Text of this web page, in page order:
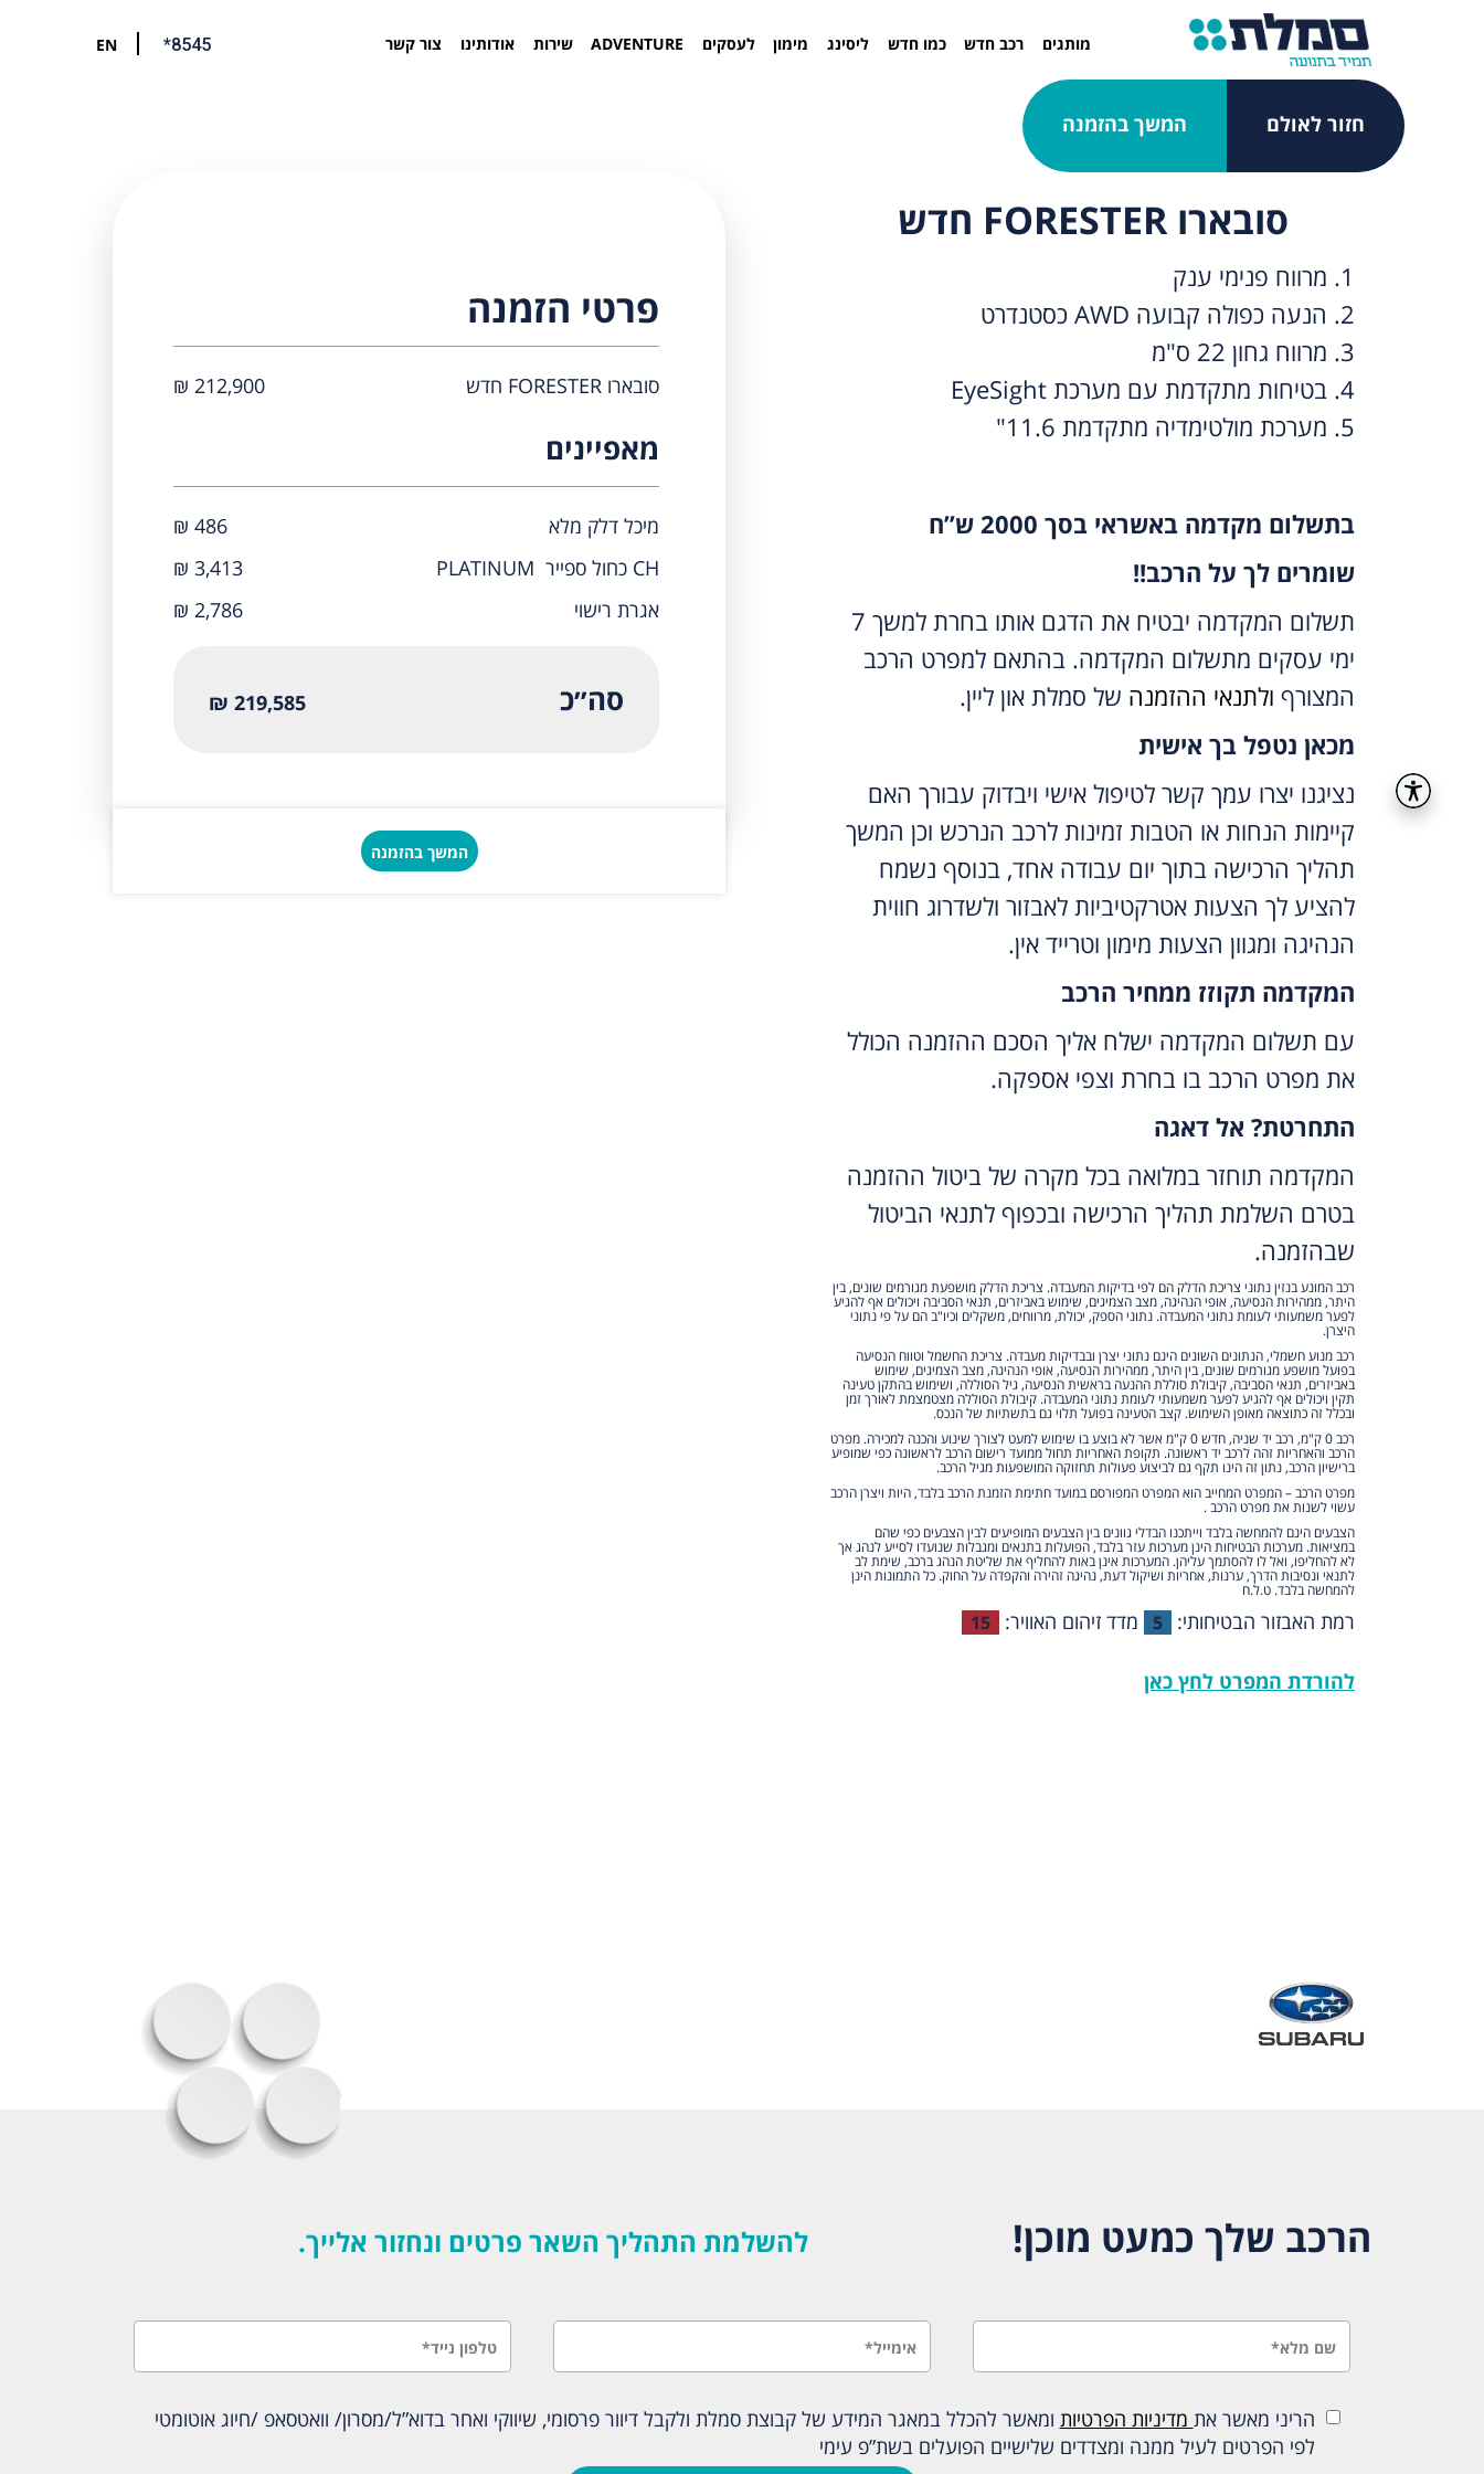
מותגים רכב חדש כמו חדש ליסינג מימון לעסקים ADVENTURE שירות אודותינו צור קשר *8545
EN
חזור לאולם המשך בהזמנה
סובארו FORESTER חדש
1. מרווח פנימי ענק
2. הנעה כפולה קבועה AWD כסטנדרט
3. מרווח גחון 22 ס"מ
4. בטיחות מתקדמת עם מערכת EyeSight
5. מערכת מולטימדיה מתקדמת 11.6"
בתשלום מקדמה באשראי בסך 2000 ש”ח
שומרים לך על הרכב!!
תשלום המקדמה יבטיח את הדגם אותו בחרת למשך 7
ימי עסקים מתשלום המקדמה. בהתאם למפרט הרכב
המצורף ולתנאי ההזמנה של סמלת און ליין.
מכאן נטפל בך אישית
נציגנו יצרו עמך קשר לטיפול אישי ויבדוק עבורך האם
קיימות הנחות או הטבות זמינות לרכב הנרכש וכן המשך
תהליך הרכישה בתוך יום עבודה אחד, בנוסף נשמח
להציע לך הצעות אטרקטיביות לאבזור ולשדרוג חווית
הנהיגה ומגוון הצעות מימון וטרייד אין.
המקדמה תקוזז ממחיר הרכב
עם תשלום המקדמה ישלח אליך הסכם ההזמנה הכולל
את מפרט הרכב בו בחרת וצפי אספקה.
התחרטת? אל דאגה
המקדמה תוחזר במלואה בכל מקרה של ביטול ההזמנה
בטרם השלמת תהליך הרכישה ובכפוף לתנאי הביטול
שבהזמנה.
רכב המונע בנזין נתוני צריכת הדלק הם לפי בדיקות המעבדה. צריכת הדלק מושפעת מגורמים שונים, בין
היתר, ממהירות הנסיעה, אופי הנהיגה, מצב הצמיגים, שימוש באביזרים, תנאי הסביבה ויכולים אף להגיע
לפער משמעותי לעומת נתוני המעבדה. נתוני הספק, יכולת, מרווחים, משקלים וכיו"ב הם על פי נתוני
היצרן.
רכב מנוע חשמלי, הנתונים השונים הינם נתוני יצרן ובבדיקות מעבדה. צריכת החשמל וטווח הנסיעה
בפועל מושפע מגורמים שונים, בין היתר, ממהירות הנסיעה, אופי הנהיגה, מצב הצמיגים, שימוש
באביזרים, תנאי הסביבה, קיבולת סוללת ההנעה בראשית הנסיעה, גיל הסוללה, ושימוש בהתקן טעינה
תקין ויכולים אף להגיע לפער משמעותי לעומת נתוני המעבדה. קיבולת הסוללה מצטמצמת לאורך זמן
ובכלל זה כתוצאה מאופן השימוש. קצב הטעינה בפועל תלוי גם בתשתיות של הנכס.
רכב 0 ק"מ, רכב יד שניה, חדש 0 ק"מ אשר לא בוצע בו שימוש למעט לצורך שינוע והכנה למכירה. מפרט
הרכב והאחריות זהה לרכב יד ראשונה. תקופת האחריות תחול ממועד רישום הרכב לראשונה כפי שמופיע
ברישיון הרכב, נתון זה הינו תקף גם לביצוע פעולות תחזוקה המושפעות מגיל הרכב.
מפרט הרכב – המפרט המחייב הוא המפרט המפורסם במועד חתימת הזמנת הרכב בלבד, היות ויצרן הרכב
עשוי לשנות את מפרט הרכב .
הצבעים הינם להמחשה בלבד וייתכנו הבדלי גוונים בין הצבעים המופיעים לבין הצבעים כפי שהם
במציאות. מערכות הבטיחות הינן מערכות עזר בלבד, הפועלות בתנאים ומגבלות שנועדו לסייע לנהג אך
לא להחליפו, ואל לו להסתמך עליהן. המערכות אינן באות להחליף את שליטת הנהג ברכב, שימת לב
לתנאי ונסיבות הדרך, ערנות, אחריות ושיקול דעת, נהיגה זהירה והקפדה על החוק. כל התמונות הינן
להמחשה בלבד. ט.ל.ח
רמת האבזור הבטיחותי: 5 מדד זיהום האוויר: 15
להורדת המפרט לחץ כאן
פרטי הזמנה
סובארו FORESTER חדש 212,900 ₪
מאפיינים
מיכל דלק מלא
₪ 486
CH כחול ספייר PLATINUM
₪ 3,413
אגרת רישוי
₪ 2,786
סה״כ 219,585 ₪
המשך בהזמנה
הרכב שלך כמעט מוכן! להשלמת התהליך השאר פרטים ונחזור אלייך.
הריני מאשר את מדיניות הפרטיות ומאשר להכלל במאגר המידע של קבוצת סמלת ולקבל דיוור פרסומי, שיווקי ואחר בדוא”ל/מסרון/ וואטסאפ /חיוג אוטומטי
לפי הפרטים לעיל ממנה ומצדדים שלישיים הפועלים בשת”פ עימי